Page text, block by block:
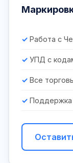
Работа с
УПД с
Все
Поддержка